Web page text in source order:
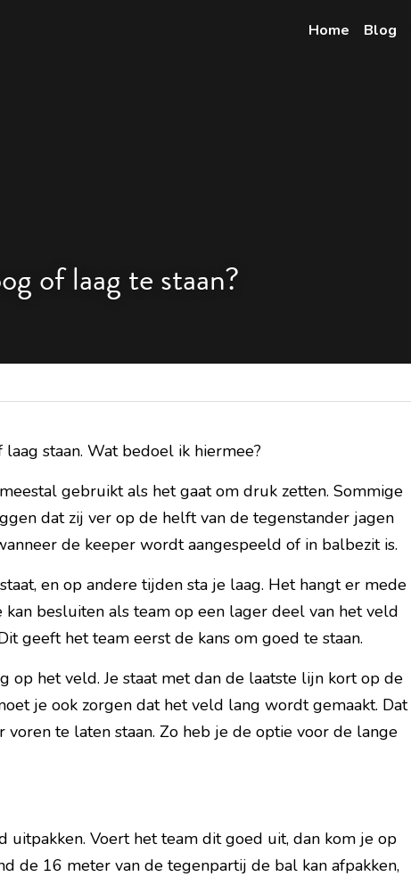
Home Blog
of laag te staan?
staan. Wat bedoel ik hiermee?
gebruikt als het gaat om druk zetten. Sommige
dat zij ver op de helft van de tegenstander jagen
de keeper wordt aangespeeld of in balbezit is.
en op andere tijden sta je laag. Het hangt er mede
kan besluiten als team op een lager deel van het veld
geeft het team eerst de kans om goed te staan.
op het veld. Je staat met dan de laatste lijn kort op de
je ook zorgen dat het veld lang wordt gemaakt. Dat
te laten staan. Zo heb je de optie voor de lange
uitpakken. Voert het team dit goed uit, dan kom je op
de 16 meter van de tegenpartij de bal kan afpakken,